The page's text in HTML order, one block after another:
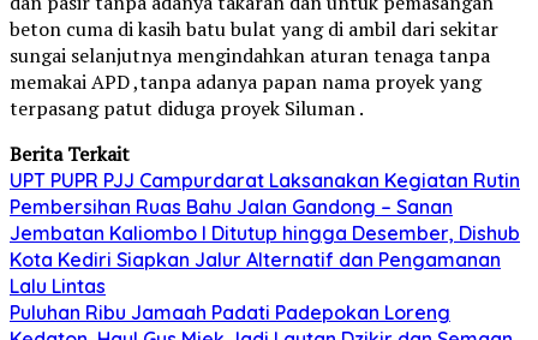
beton cuma di kasih batu bulat yang di ambil dari sekitar
sungai selanjutnya mengindahkan aturan tenaga tanpa
memakai APD ,tanpa adanya papan nama proyek yang
terpasang patut diduga proyek Siluman .
Berita Terkait
UPT PUPR PJJ Campurdarat Laksanakan Kegiatan Rutin
Pembersihan Ruas Bahu Jalan Gandong – Sanan
Jembatan Kaliombo I Ditutup hingga Desember, Dishub
Kota Kediri Siapkan Jalur Alternatif dan Pengamanan
Lalu Lintas
Puluhan Ribu Jamaah Padati Padepokan Loreng